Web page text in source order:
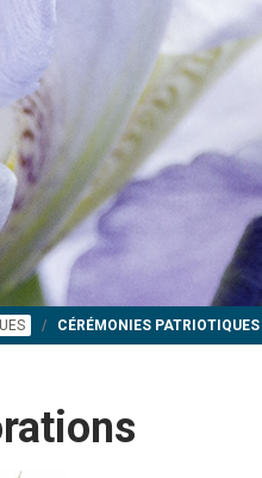
CÉRÉMONIES